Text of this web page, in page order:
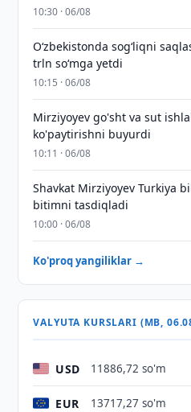
10:30 · 06/08
O‘zbekistonda sog‘liqni
trln so‘mga yetdi
10:15 · 06/08
Mirziyoyev go'sht va sut
ko'paytirishni buyurdi
10:11 · 06/08
Shavkat Mirziyoyev Turkiya
bitimni tasdiqladi
10:00 · 06/08
Ko'proq yangiliklar →
VALYUTA KURSLARI (MB,
USD 11886,72 so'm
EUR 13717,27 so'm